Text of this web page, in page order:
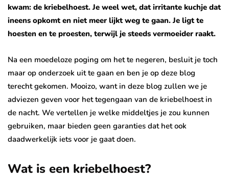
kwam: de kriebelhoest. Je weel wet, dat irritante kuchje dat
ineens opkomt en niet meer lijkt weg te gaan. Je ligt te
hoesten en te proesten, terwijl je steeds vermoeider raakt.
Na een moedeloze poging om het te negeren, besluit je toch
maar op onderzoek uit te gaan en ben je op deze blog
terecht gekomen. Mooizo, want in deze blog zullen we je
adviezen geven voor het tegengaan van de kriebelhoest in
de nacht. We vertellen je welke middeltjes je zou kunnen
gebruiken, maar bieden geen garanties dat het ook
daadwerkelijk iets voor je gaat doen.
Wat is een kriebelhoest?